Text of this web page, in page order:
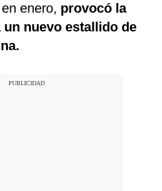
enero, provocó la
un nuevo estallido de